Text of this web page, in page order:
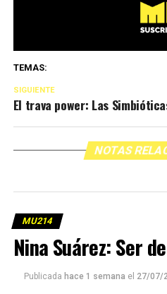
TEMAS:
SIGUIENTE
El trava power: Las
NOTAS
MU214
Nina Suárez: Ser
Publicada hace 1 semana el 27/07/